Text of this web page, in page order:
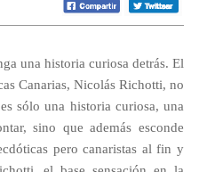
una historia curiosa detrás. El
Canarias, Nicolás Richotti, no
sólo una historia curiosa, una
sino que además esconde
pero canaristas al fin y